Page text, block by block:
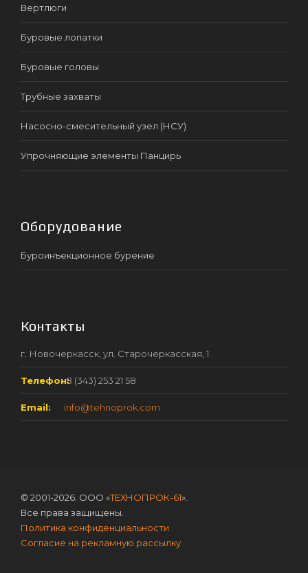
Вертлюги
Буровые лопатки
Буровые головы
Трубные захваты
Насосно-смесительный узел (НСУ)
Упрочняющие элементы Панцирь
Оборудование
Буроинъекционное бурение
Контакты
г. Новочеркасск, ул. Старочеркасская, 1
Телефон:8 (343) 253 21 58
Email: info@tehnoprok.com
© 2001-2026. ООО «ТЕХНОПРОК-61».
Все права защищены.
Политика конфиденциальности
Согласие на рекламную рассылку